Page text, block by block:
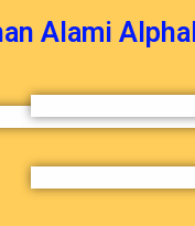
Alami